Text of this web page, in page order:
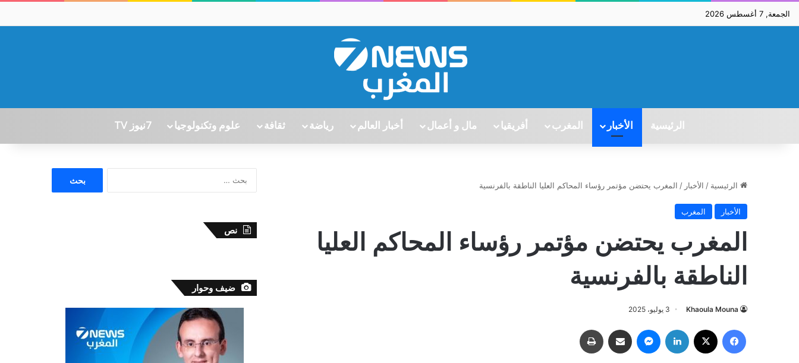
الجمعة, 7 أغسطس 2026
الرئيسية الأخبار المغرب أفريقيا مال و أعمال أخبار العالم رياضة ثقافة علوم وتكنولوجيا 7نيوز TV
الرئيسية / الأخبار / المغرب يحتضن مؤتمر رؤساء المحاكم العليا الناطقة بالفرنسية
الأخبار المغرب
المغرب يحتضن مؤتمر رؤساء المحاكم العليا
الناطقة بالفرنسية
Khaoula Mouna 3 يوليو، 2025
نص
ضيف وحوار